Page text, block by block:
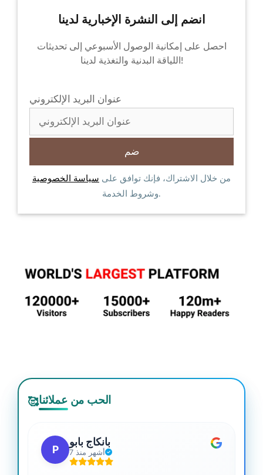
انضم إلى النشرة الإخبارية لدينا
احصل على إمكانية الوصول الأسبوعي إلى تحديثات
اللياقة البدنية والتغذية لدينا!
عنوان البريد الإلكتروني
من خلال الاشتراك، فإنك توافق على سياسة الخصوصية
وشروط الخدمة.
🥰الحب من عملائنا
P
بانكاج بابو
7 أشهر منذ